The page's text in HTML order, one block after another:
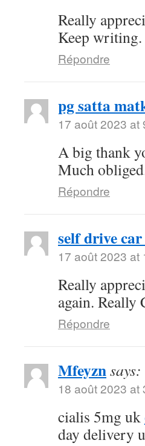
Really
Keep writing.
Répondre
pg satta
17 août 2023 at
A big thank
Much
Répondre
self drive
17 août 2023 at
Really
again. Really
Répondre
Mfeyznsays:
18 août 2023 at
cialis 5mg uk
day delivery